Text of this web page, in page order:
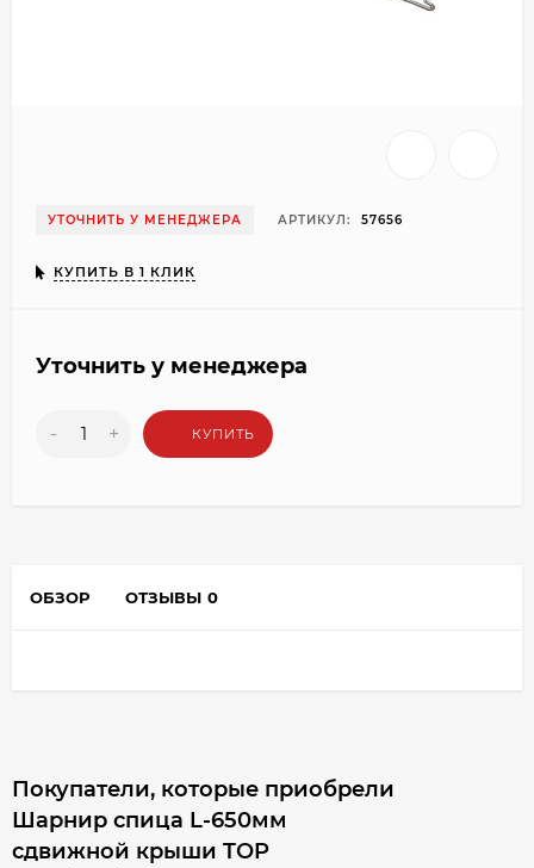
УТОЧНИТЬ У МЕНЕДЖЕРА АРТИКУЛ: 57656
КУПИТЬ В 1 КЛИК
Уточнить у менеджера
- + КУПИТЬ
ОБЗОР ОТЗЫВЫ 0
Покупатели, которые приобрели
Шарнир спица L-650мм
сдвижной крыши TOP